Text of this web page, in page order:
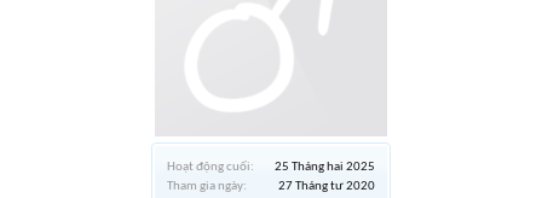
Hoạt động cuối:
25 Tháng hai 2025
Tham gia ngày:
27 Tháng tư 2020